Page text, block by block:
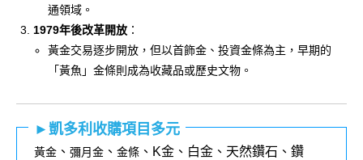
通領域。
1979年後改革開放 ：
黃金交易逐步開放，但以首飾金、投資金條為主，早期的
「黃魚」金條則成為收藏品或歷史文物。
►凱多利收購項目多元
黃金 、 彌月金 、 金條 、K金、白金、天然鑽石、鑽